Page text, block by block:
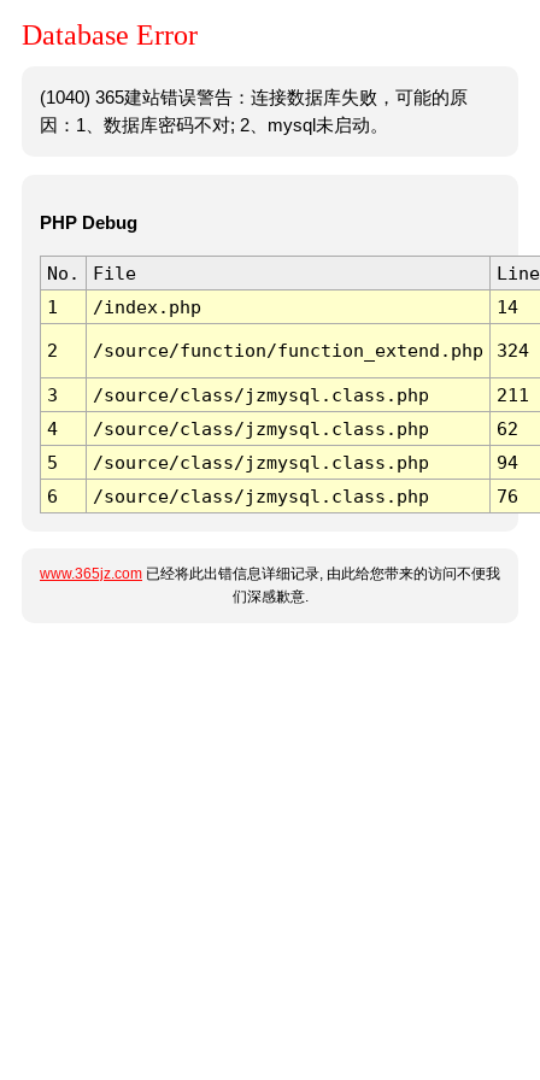
Database Error
(1040) 365建站错误警告：连接数据库失败，可能的原
因：1、数据库密码不对; 2、mysql未启动。
PHP Debug
No. File
Line
1
/index.php 14
2 /source/function/function_extend.php 324
3 /source/class/jzmysql.class.php
211
4
/source/class/jzmysql.class.php
62
5
/source/class/jzmysql.class.php
94
6
/source/class/jzmysql.class.php 76
www.365jz.com 已经将此出错信息详细记录, 由此给您带来的访问不便我
们深感歉意.